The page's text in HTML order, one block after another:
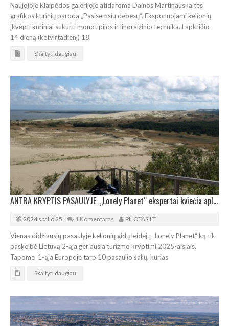
Naujojoje Klaipėdos galerijoje atidaroma Dainos Martinauskaitės
grafikos kūrinių paroda „Pasisemsiu debesų“. Eksponuojami kelionių
įkvėpti kūriniai sukurti monotipijos ir linoraižinio technika. Lapkričio
14 dieną (ketvirtadienį) 18
Skaityti daugiau
ANTRA KRYPTIS PASAULYJE: „Lonely Planet“ ekspertai kviečia aplankyti Lietuvą
2024 spalio 25 1 Komentaras PILOTAS.LT
Vienas didžiausių pasaulyje kelionių gidų leidėjų „Lonely Planet“ ką tik
paskelbė Lietuvą 2-ąja geriausia turizmo kryptimi 2025-aisiais.
Tapome 1-ąja Europoje tarp 10 pasaulio šalių, kurias
Skaityti daugiau